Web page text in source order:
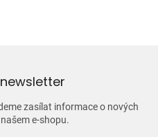
í
p
r
v
k
zasílat informace o nových
e-shopu.